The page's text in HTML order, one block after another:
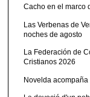
Cacho en el marco
Las Verbenas de
noches de agosto
La Federación de
Cristianos 2026
Novelda